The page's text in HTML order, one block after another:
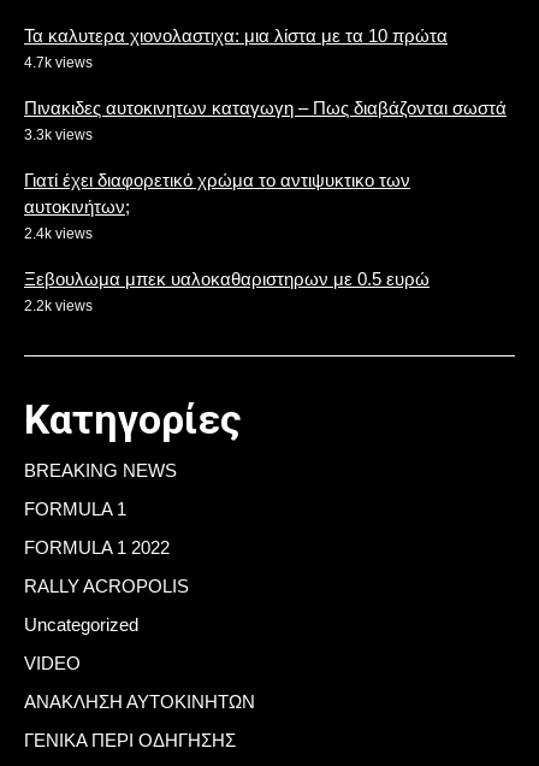
Τα καλυτερα χιονολαστιχα: μια λίστα με τα 10 πρώτα
4.7k views
Πινακιδες αυτοκινητων καταγωγη – Πως διαβάζονται σωστά
3.3k views
Γιατί έχει διαφορετικό χρώμα το αντιψυκτικο των
αυτοκινήτων;
2.4k views
Ξεβουλωμα μπεκ υαλοκαθαριστηρων με 0.5 ευρώ
2.2k views
Κατηγορίες
BREAKING NEWS
FORMULA 1
FORMULA 1 2022
RALLY ACROPOLIS
Uncategorized
VIDEO
ΑΝΑΚΛΗΣΗ ΑΥΤΟΚΙΝΗΤΩΝ
ΓΕΝΙΚΑ ΠΕΡΙ ΟΔΗΓΗΣΗΣ